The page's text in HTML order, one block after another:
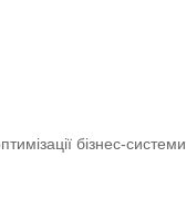
бізнес-системи